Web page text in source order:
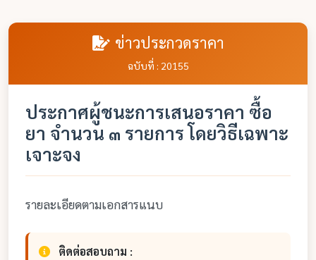
ข่าวประกวดราคา
ฉบับที่ : 20155
ประกาศผู้ชนะการเสนอราคา ซื้อ
ยา จำนวน ๓ รายการ โดยวิธีเฉพาะ
เจาะจง
รายละเอียดตามเอกสารแนบ
ติดต่อสอบถาม :